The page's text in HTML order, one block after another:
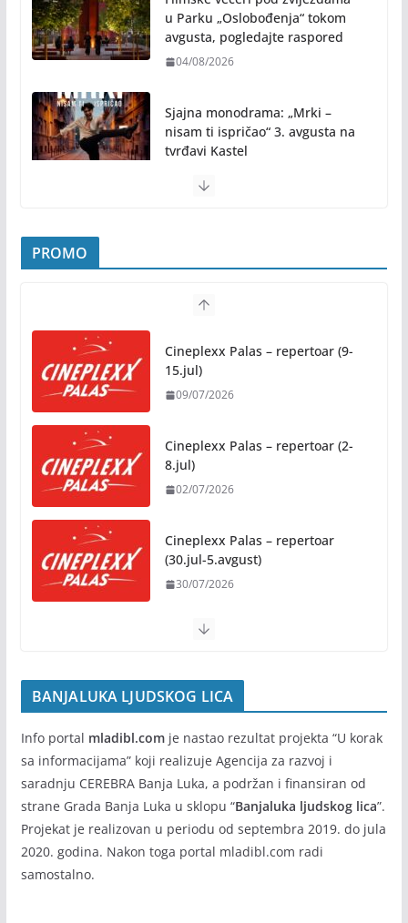
u Parku „Oslobođenja“ tokom
avgusta, pogledajte raspored
04/08/2026
Sjajna monodrama: „Mrki –
nisam ti ispričao“ 3. avgusta na
tvrđavi Kastel
druženju ovog ljeta: Subota, 1. avgust, od 19.00
časova, u Parku „Mladen Stojanović“
Preporuke građanima povodom toplotnog talasa
31/07/2026
Novo mjesto u našem gradu: Otvoren amfiteatar
kod Pravnog fakulteta
31/07/2026
dobija prvu senzornu baštu u
Republici Srpskoj
05/08/2026
PROMO
Cineplexx Palas – repertoar (9-
15.jul)
09/07/2026
Cineplexx Palas – repertoar (2-
8.jul)
02/07/2026
Cineplexx Palas – repertoar
(30.jul-5.avgust)
30/07/2026
BANJALUKA LJUDSKOG LICA
Info portal mladibl.comje nastao rezultat projekta “U korak
sa informacijama” koji realizuje Agencija za razvoj i
saradnju CEREBRA Banja Luka, a podržan i finansiran od
strane Grada Banja Luka u sklopu “Banjaluka ljudskog lica”.
Projekat je realizovan u periodu od septembra 2019. do jula
2020. godina. Nakon toga portal mladibl.com radi
samostalno.